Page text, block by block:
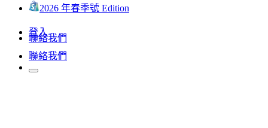
2026 年春季號 Edition
登入
聯絡我們
聯絡我們